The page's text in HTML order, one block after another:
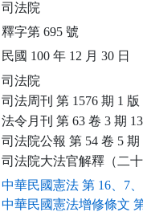
司法院
釋字第 695 號
民國 100 年 12 月 30 日
司法院
司法周刊 第 1576 期 1 版
法令月刊 第 63 卷 3 期
司法院公報 第 54 卷 5 期
司法院大法官解釋（二
中華民國憲法 第 16、7
中華民國憲法增修條文